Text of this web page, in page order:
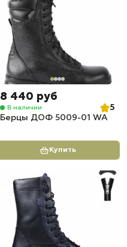
8 440 руб
В наличии
5
Берцы ДОФ 5009-01 WA
Купить